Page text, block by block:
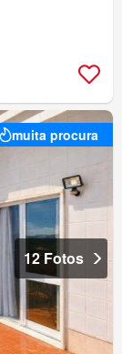
muita procura
12 Fotos